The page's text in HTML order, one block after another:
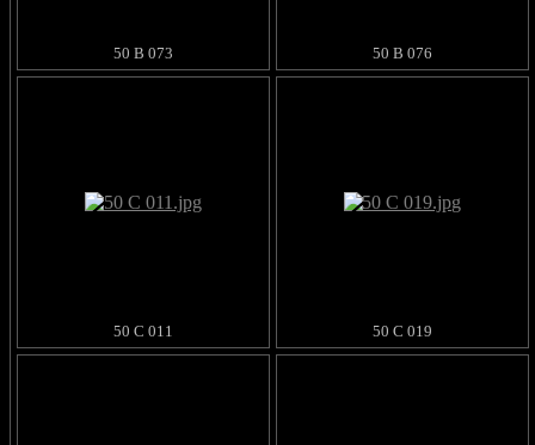
50 B 073 50 B 076
50 C 011 50 C 019